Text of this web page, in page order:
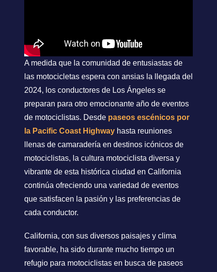
A medida que la comunidad de entusiastas de
las motocicletas espera con ansias la llegada del
2024, los conductores de Los Ángeles se
preparan para otro emocionante año de eventos
de motociclistas. Desde paseos escénicos por
la Pacific Coast Highway hasta reuniones
llenas de camaradería en destinos icónicos de
motociclistas, la cultura motociclista diversa y
vibrante de esta histórica ciudad en California
continúa ofreciendo una variedad de eventos
que satisfacen la pasión y las preferencias de
cada conductor.
California, con sus diversos paisajes y clima
favorable, ha sido durante mucho tiempo un
refugio para motociclistas en busca de paseos